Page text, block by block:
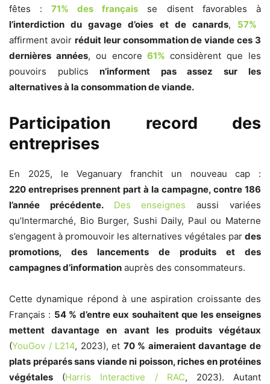
fêtes : 71% des français se disent favorables à
l’interdiction du gavage d’oies et de canards, 57%
affirment avoir réduit leur consommation de viande ces 3
dernières années, ou encore61%considèrent que les
pouvoirs publics n’informent pas assez sur les
alternatives à la consommation de viande.
Participation record des
entreprises
En 2025, le Veganuary franchit un nouveau cap :
220 entreprises prennent part à la campagne, contre 186
l’année précédente. Des enseignes aussi variées
qu’Intermarché, Bio Burger, Sushi Daily, Paul ou Materne
s’engagent à promouvoir les alternatives végétales par des
promotions, des lancements de produits et des
campagnes d’information auprès des consommateurs.
Cette dynamique répond à une aspiration croissante des
Français : 54 % d’entre eux souhaitent que les enseignes
mettent davantage en avant les produits végétaux
(YouGov / L214, 2023), et 70 % aimeraient davantage de
plats préparés sans viande ni poisson, riches en protéines
végétales (Harris Interactive / RAC, 2023). Autant